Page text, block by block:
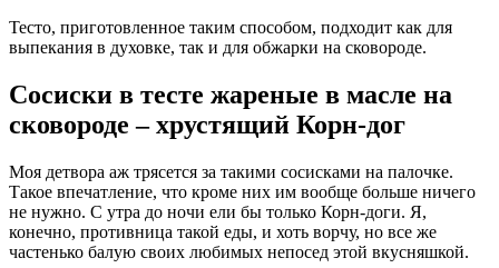
Тесто, приготовленное таким способом, подходит как для
выпекания в духовке, так и для обжарки на сковороде.
Сосиски в тесте жареные в масле на
сковороде – хрустящий Корн-дог
Моя детвора аж трясется за такими сосисками на палочке.
Такое впечатление, что кроме них им вообще больше ничего
не нужно. С утра до ночи ели бы только Корн-доги. Я,
конечно, противница такой еды, и хоть ворчу, но все же
частенько балую своих любимых непосед этой вкусняшкой.